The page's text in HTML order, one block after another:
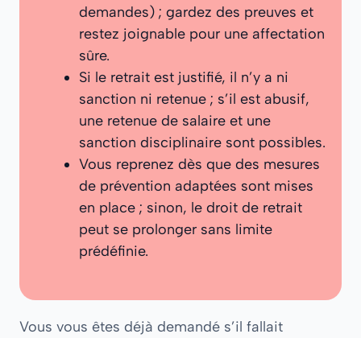
demandes) ; gardez des preuves et
restez joignable pour une affectation
sûre.
Si le retrait est justifié, il n’y a ni
sanction ni retenue ; s’il est abusif,
une retenue de salaire et une
sanction disciplinaire sont possibles.
Vous reprenez dès que des mesures
de prévention adaptées sont mises
en place ; sinon, le droit de retrait
peut se prolonger sans limite
prédéfinie.
Vous vous êtes déjà demandé s’il fallait